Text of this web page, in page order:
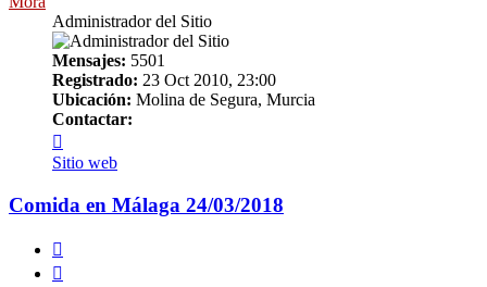
Administrador del Sitio
Mensajes: 5501
Registrado: 23 Oct 2010, 23:00
Ubicación: Molina de Segura, Murcia
Contactar:
Mora
Sitio web
Comida en Málaga 24/03/2018